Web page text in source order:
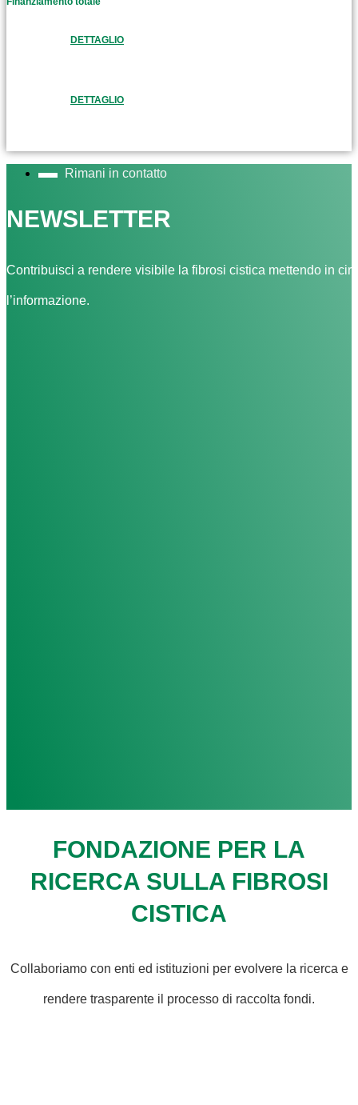
DETTAGLIO
DETTAGLIO
Rimani in contatto
NEWSLETTER
Contribuisci a rendere visibile la fibrosi cistica mettendo in
l’informazione.
FONDAZIONE PER LA
RICERCA SULLA FIBROSI
CISTICA
Collaboriamo con enti ed istituzioni per evolvere la ricerca e
rendere trasparente il processo di raccolta fondi.